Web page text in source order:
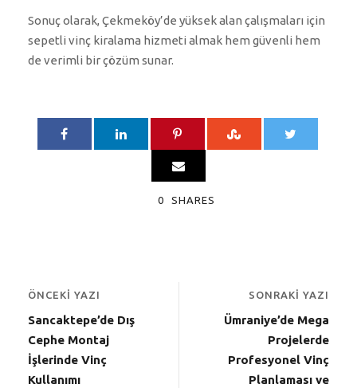
Sonuç olarak, Çekmeköy’de yüksek alan çalışmaları için
sepetli vinç kiralama hizmeti almak hem güvenli hem
de verimli bir çözüm sunar.
0 SHARES
ÖNCEKI YAZI
Sancaktepe’de Dış
Cephe Montaj
İşlerinde Vinç
Kullanımı
SONRAKI YAZI
Ümraniye’de Mega
Projelerde
Profesyonel Vinç
Planlaması ve